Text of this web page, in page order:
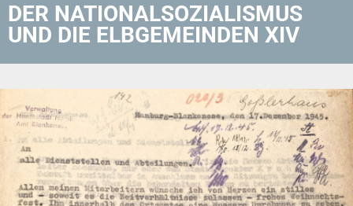
DER NATIONALSOZIALISMUS
UND DIE ELBGEMEINDEN XIV